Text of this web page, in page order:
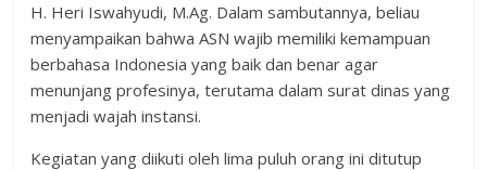
H. Heri Iswahyudi, M.Ag. Dalam sambutannya, beliau
menyampaikan bahwa ASN wajib memiliki kemampuan
berbahasa Indonesia yang baik dan benar agar
menunjang profesinya, terutama dalam surat dinas yang
menjadi wajah instansi.
Kegiatan yang diikuti oleh lima puluh orang ini ditutup